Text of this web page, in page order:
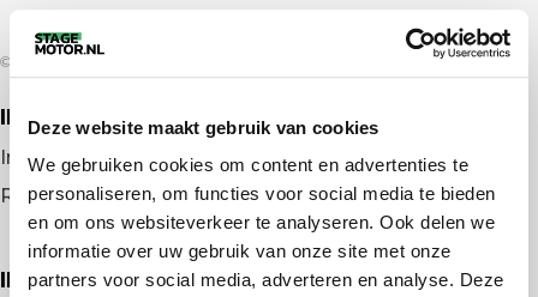
Deze website maakt gebruik van cookies
We gebruiken cookies om content en advertenties te
personaliseren, om functies voor social media te bieden
en om ons websiteverkeer te analyseren. Ook delen we
informatie over uw gebruik van onze site met onze
partners voor social media, adverteren en analyse. Deze
© 2026 door stagemotor.nl
IK ZOEK EEN BAAN
Inloggen
Registreren
IK BEN WERKGEVER